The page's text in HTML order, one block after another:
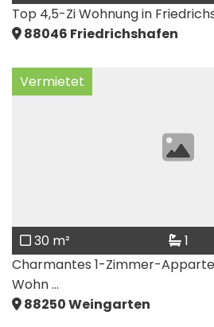
Top 4,5-Zi Wohnung in
88046 Friedrichshafen
Vermietet
30 m² 1
Charmantes 1-Zimmer-
Wohn ...
88250Weingarten